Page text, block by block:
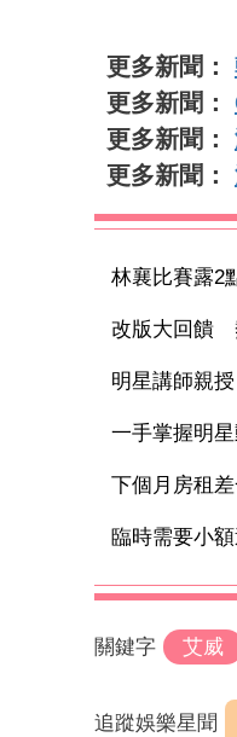
更多新聞：
更多新聞：
更多新聞：
更多新聞：
林襄比賽露2
改版大回饋
明星講師親
一手掌握明
下個月房租
臨時需要小
關鍵字 艾威
追蹤娛樂星聞